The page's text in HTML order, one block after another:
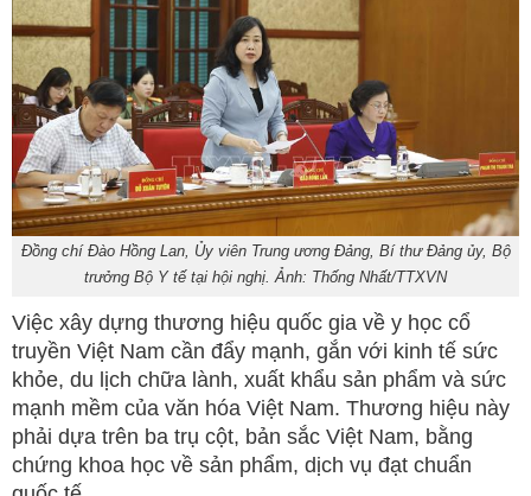
Đồng chí Đào Hồng Lan, Ủy viên Trung ương Đảng, Bí thư Đảng ủy, Bộ
trưởng Bộ Y tế tại hội nghị. Ảnh: Thống Nhất/TTXVN
Việc xây dựng thương hiệu quốc gia về y học cổ
truyền Việt Nam cần đẩy mạnh, gắn với kinh tế sức
khỏe, du lịch chữa lành, xuất khẩu sản phẩm và sức
mạnh mềm của văn hóa Việt Nam. Thương hiệu này
phải dựa trên ba trụ cột, bản sắc Việt Nam, bằng
chứng khoa học về sản phẩm, dịch vụ đạt chuẩn